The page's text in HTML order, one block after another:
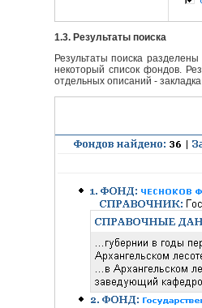
1.3. Результаты поиска
Результаты поиска
некоторый список фондов.
отдельных описаний -